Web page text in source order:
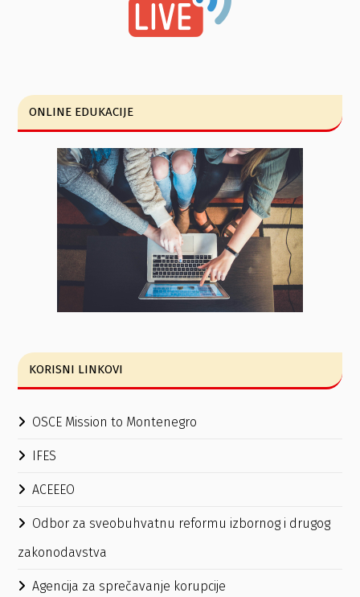
ONLINE EDUKACIJE
KORISNI LINKOVI
OSCE Mission to Montenegro
IFES
ACEEEO
Odbor za sveobuhvatnu reformu izbornog i drugog
zakonodavstva
Agencija za sprečavanje korupcije